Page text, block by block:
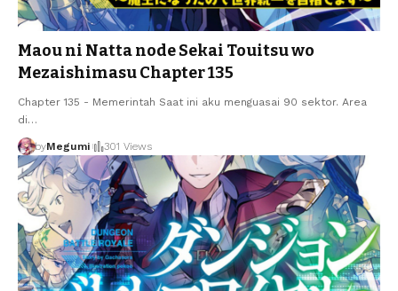
Maou ni Natta node Sekai Touitsu wo
Mezaishimasu Chapter 135
Chapter 135 - Memerintah Saat ini aku menguasai 90 sektor. Area
di…
byMegumi 301 Views